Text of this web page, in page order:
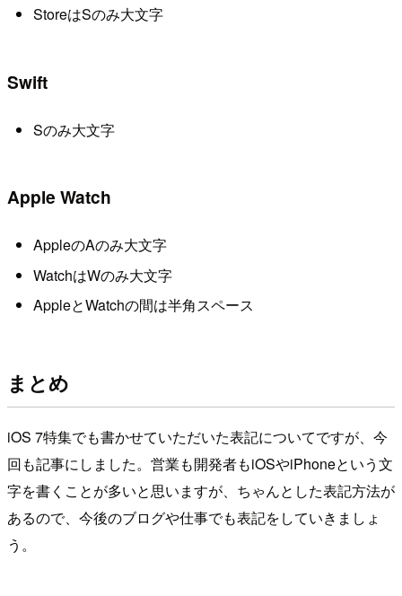
StoreはSのみ大文字
Swift
Sのみ大文字
Apple Watch
AppleのAのみ大文字
WatchはWのみ大文字
AppleとWatchの間は半角スペース
まとめ
iOS 7特集でも書かせていただいた表記についてですが、今
回も記事にしました。営業も開発者もiOSやiPhoneという文
字を書くことが多いと思いますが、ちゃんとした表記方法が
あるので、今後のブログや仕事でも表記をしていきましょ
う。